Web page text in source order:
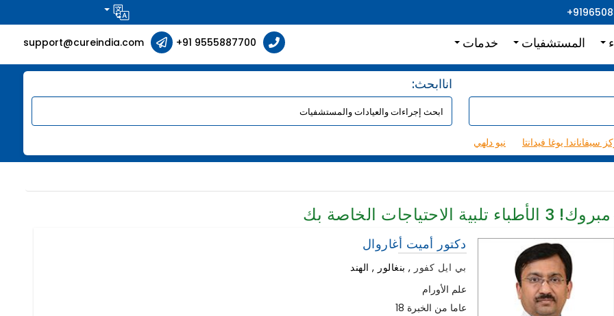
المستشفيات خدمات support@cureindia.com +91 9555887700
:اناابحث
نيو دلهي سيفاناندا يوغا فيدانتا
مبروك! 3 الأطباء تلبية الاحتياجات الخاصة بك
دكتور أميت أغاروال
بي ايل كفور , بنغالور , الهند
علم الأورام
18 عاما من الخبرة